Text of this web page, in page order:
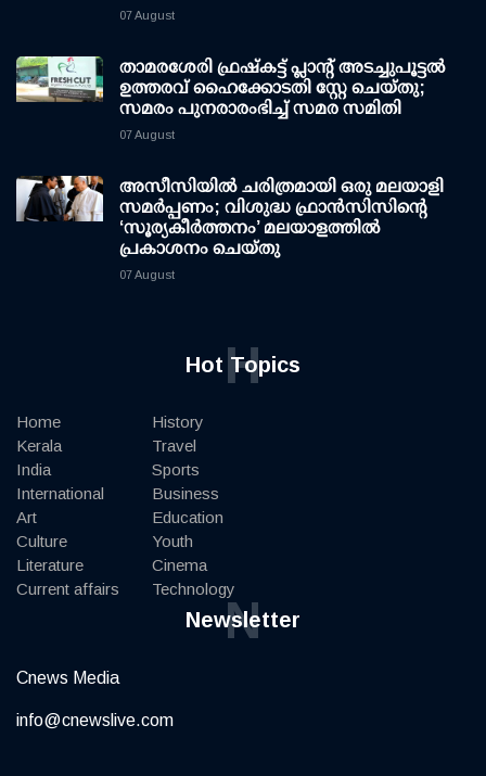
07 August
താമരശേരി ഫ്രഷ്കട്ട് പ്ലാന്റ് അടച്ചുപൂട്ടൽ
ഉത്തരവ് ഹൈക്കോടതി സ്റ്റേ ചെയ്തു;
സമരം പുനരാരംഭിച്ച് സമര സമിതി
07 August
അസീസിയിൽ ചരിത്രമായി ഒരു മലയാളി
സമർപ്പണം; വിശുദ്ധ ഫ്രാൻസിസിന്റെ
‘സൂര്യകീർത്തനം’ മലയാളത്തിൽ
പ്രകാശനം ചെയ്തു
07 August
Hot Topics
H
Home
Kerala
India
International
Art
Culture
Literature
Current affairs
History
Travel
Sports
Business
Education
Youth
Cinema
Technology
Newsletter
N
Cnews Media
info@cnewslive.com